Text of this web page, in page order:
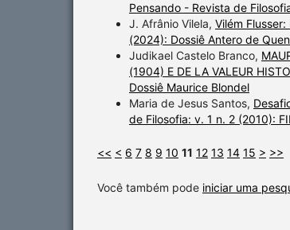
Pensando - Revista de
J. Afrânio Vilela, Vilém
(2024): Dossiê Antero de
Judikael Castelo Branco,
(1904) E DE LA VALEUR
Dossiê Maurice Blondel
Maria de Jesus Santos,
de Filosofia: v. 1 n. 2 (2010):
<< < 6 7 8 9 10 11 12 13 14 15 > >>
Você também pode iniciar uma